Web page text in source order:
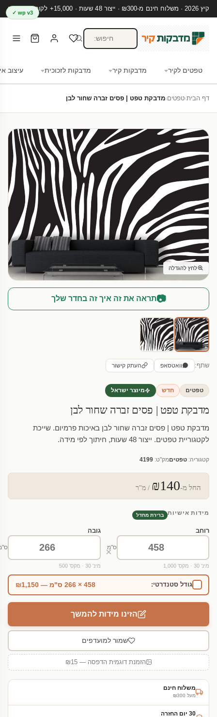
קיץ 2026 · משלוח חינם מ-₪300 · ייצור 48 שעות · 15,000+ לקוחות מרוצים
טפטים לקיר מדבקות קיר מדבקות לזכוכית עיצוב
wp v3 ✓
דף הבית›טפטים›מדבקת טפט | פסים זברה שחור לבן
לחץ להגדלה
📷תראה את זה איך זה בחדר שלך
שתף: וואטסאפ העתק קישור
טפטים חדש מיוצר ישראל
מדבקת טפט | פסים זברה שחור לבן
מדבקת טפט | פסים זברה שחור לבן באיכות פרמיום. שייכת
לקטגוריית טפטים. ייצור 48 שעות, חיתוך לפי מידה.
קטגוריה: טפטיםמק"ט: 4199
החל מ-₪140 / מ"ר
מידות אישיות ברירת מחדל
רוחב
ס"מ
מינ' 30 · מקס' 1,000
×
גובה
מינ' 30 · מקס' 500
גודל סטנדרטי: 458 × 266 ס"מ — ₪1,150
הזינו מידות להמשך
שמור למועדפים
הזמנת דוגמית הדפסה — ₪15
משלוח חינם
מעל ₪300
30 יום החזרה